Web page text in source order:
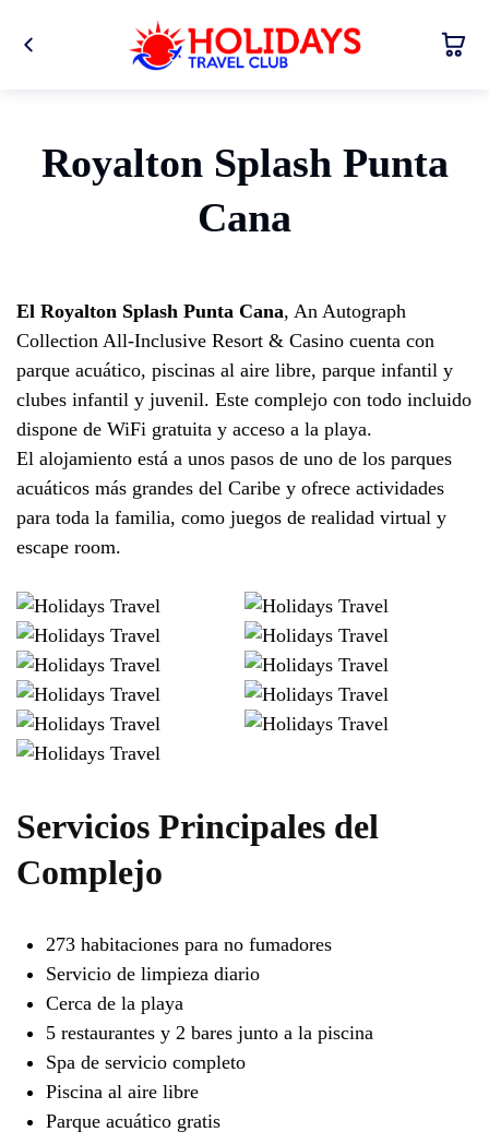
Royalton Splash Punta
Cana
El Royalton Splash Punta Cana, An Autograph
Collection All-Inclusive Resort & Casino cuenta con
parque acuático, piscinas al aire libre, parque infantil y
clubes infantil y juvenil. Este complejo con todo incluido
dispone de WiFi gratuita y acceso a la playa.
El alojamiento está a unos pasos de uno de los parques
acuáticos más grandes del Caribe y ofrece actividades
para toda la familia, como juegos de realidad virtual y
escape room.
Servicios Principales del
Complejo
273 habitaciones para no fumadores
Servicio de limpieza diario
Cerca de la playa
5 restaurantes y 2 bares junto a la piscina
Spa de servicio completo
Piscina al aire libre
Parque acuático gratis